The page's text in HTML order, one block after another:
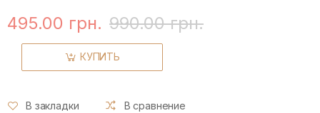
495.00 грн. 990.00 грн.
КУПИТЬ
В закладки В сравнение